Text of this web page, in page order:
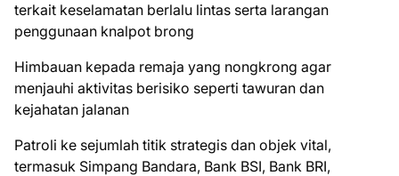
terkait keselamatan berlalu lintas serta larangan
penggunaan knalpot brong
Himbauan kepada remaja yang nongkrong agar
menjauhi aktivitas berisiko seperti tawuran dan
kejahatan jalanan
Patroli ke sejumlah titik strategis dan objek vital,
termasuk Simpang Bandara, Bank BSI, Bank BRI,